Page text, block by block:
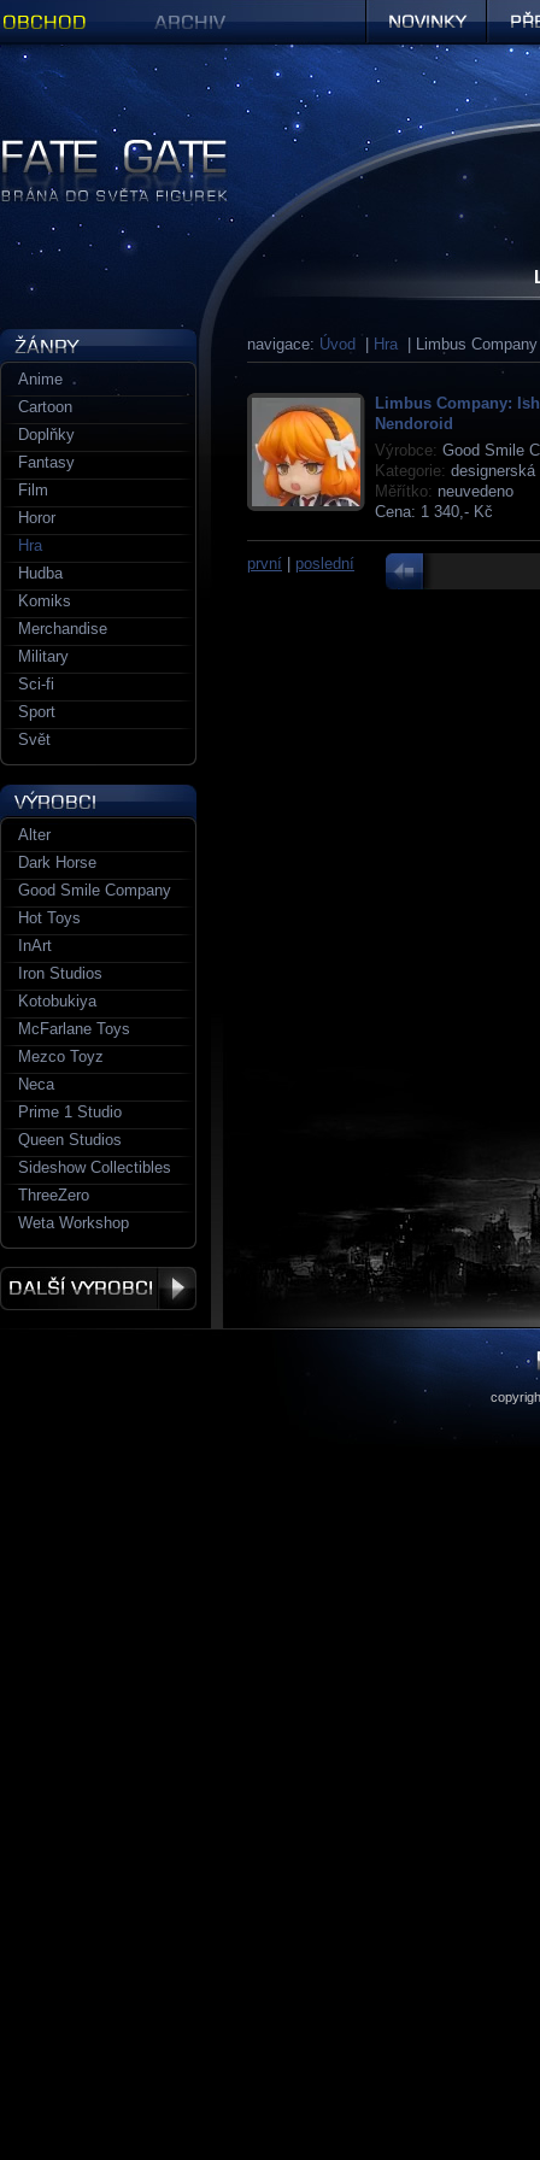
navigace: Úvod Hra | Limbus Company
Limbus Company:
Nendoroid
Výrobce: Good Smile
Kategorie: designerská
Měřítko: neuvedeno
Cena: 1 340,- Kč
první poslední
Anime
Cartoon
Doplňky
Fantasy
Film
Horor
Hra
Hudba
Komiks
Merchandise
Military
Sci-fi
Sport
Svět
Alter
Dark Horse
Good Smile Company
Hot Toys
InArt
Iron Studios
Kotobukiya
McFarlane Toys
Mezco Toyz
Neca
Prime 1 Studio
Queen Studios
Sideshow Collectibles
ThreeZero
Weta Workshop
Figurky a sošky | Fate Gate